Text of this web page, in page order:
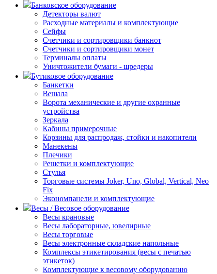
Банковское оборудование
Детекторы валют
Расходные материалы и комплектующие
Сейфы
Счетчики и сортировщики банкнот
Счетчики и сортировщики монет
Терминалы оплаты
Уничтожители бумаги - шредеры
Бутиковое оборудование
Банкетки
Вешала
Ворота механические и другие охранные
устройства
Зеркала
Кабины примерочные
Корзины для распродаж, стойки и накопители
Манекены
Плечики
Решетки и комплектующие
Стулья
Торговые системы Joker, Uno, Global, Vertical, Neo
Fix
Экономпанели и комплектующие
Весы / Весовое оборудование
Весы крановые
Весы лабораторные, ювелирные
Весы торговые
Весы электронные складские напольные
Комплексы этикетирования (весы с печатью
этикеток)
Комплектующие к весовому оборудованию